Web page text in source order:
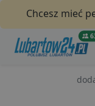
Chcesz mieć